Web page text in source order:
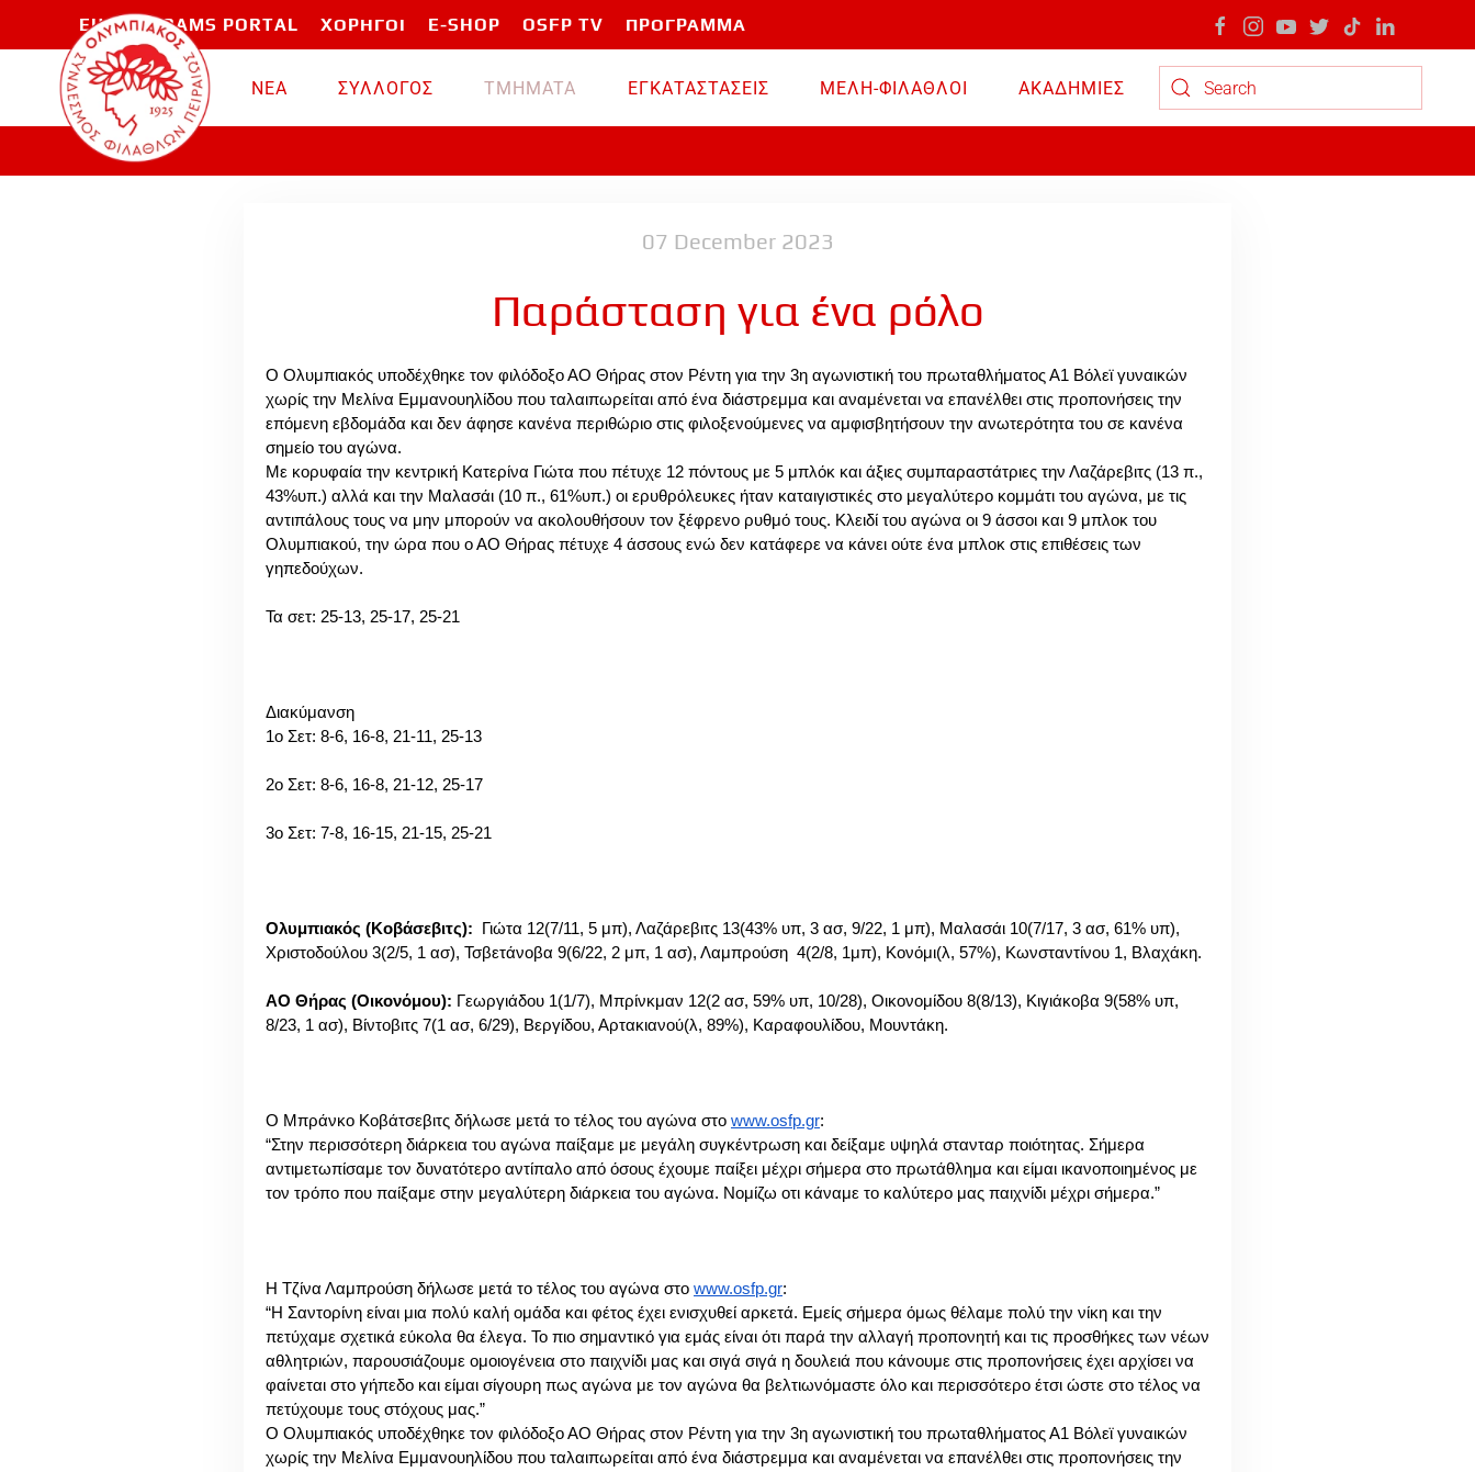
Skip to main content
EU PROGRAMS PORTAL ΧΟΡΗΓΟΙ E-SHOP OSFP TV ΠΡΟΓΡΑΜΜΑ
ΝΕΑ ΣΥΛΛΟΓΟΣ TMHMATA ΕΓΚΑΤΑΣΤΑΣΕΙΣ ΜΕΛΗ-ΦΙΛΑΘΛΟΙ
ΑΚΑΔΗΜΙΕΣ
Type 2 or more characters for results.
07 December 2023
Παράσταση για ένα ρόλο
Ο Ολυμπιακός υποδέχθηκε τον φιλόδοξο ΑΟ Θήρας στον Ρέντη για την 3η αγωνιστική του πρωταθλήματος Α1 Βόλεϊ γυναικών
χωρίς την Μελίνα Εμμανουηλίδου που ταλαιπωρείται από ένα διάστρεμμα και αναμένεται να επανέλθει στις προπονήσεις την
επόμενη εβδομάδα και δεν άφησε κανένα περιθώριο στις φιλοξενούμενες να αμφισβητήσουν την ανωτερότητα του σε κανένα
σημείο του αγώνα.
Με κορυφαία την κεντρική Κατερίνα Γιώτα που πέτυχε 12 πόντους με 5 μπλόκ και άξιες συμπαραστάτριες την Λαζάρεβιτς (13 π.,
43%υπ.) αλλά και την Μαλασάι (10 π., 61%υπ.) οι ερυθρόλευκες ήταν καταιγιστικές στο μεγαλύτερο κομμάτι του αγώνα, με τις
αντιπάλους τους να μην μπορούν να ακολουθήσουν τον ξέφρενο ρυθμό τους. Κλειδί του αγώνα οι 9 άσσοι και 9 μπλοκ του
Ολυμπιακού, την ώρα που ο ΑΟ Θήρας πέτυχε 4 άσσους ενώ δεν κατάφερε να κάνει ούτε ένα μπλοκ στις επιθέσεις των
γηπεδούχων.
Τα σετ: 25-13, 25-17, 25-21
Διακύμανση
1o Σετ: 8-6, 16-8, 21-11, 25-13
2o Σετ: 8-6, 16-8, 21-12, 25-17
3o Σετ: 7-8, 16-15, 21-15, 25-21
Ολυμπιακός (Κοβάσεβιτς): Γιώτα 12(7/11, 5 μπ), Λαζάρεβιτς 13(43% υπ, 3 ασ, 9/22, 1 μπ), Μαλασάι 10(7/17, 3 ασ, 61% υπ),
Χριστοδούλου 3(2/5, 1 ασ), Τσβετάνοβα 9(6/22, 2 μπ, 1 ασ), Λαμπρούση 4(2/8, 1μπ), Κονόμι(λ, 57%), Κωνσταντίνου 1, Βλαχάκη.
ΑΟ Θήρας (Οικονόμου): Γεωργιάδου 1(1/7), Μπρίνκμαν 12(2 ασ, 59% υπ, 10/28), Οικονομίδου 8(8/13), Κιγιάκοβα 9(58% υπ,
8/23, 1 ασ), Βίντοβιτς 7(1 ασ, 6/29), Βεργίδου, Αρτακιανού(λ, 89%), Καραφουλίδου, Μουντάκη.
Ο Μπράνκο Κοβάτσεβιτς δήλωσε μετά το τέλος του αγώνα στο www.osfp.gr:
“Στην περισσότερη διάρκεια του αγώνα παίξαμε με μεγάλη συγκέντρωση και δείξαμε υψηλά στανταρ ποιότητας. Σήμερα
αντιμετωπίσαμε τον δυνατότερο αντίπαλο από όσους έχουμε παίξει μέχρι σήμερα στο πρωτάθλημα και είμαι ικανοποιημένος με
τον τρόπο που παίξαμε στην μεγαλύτερη διάρκεια του αγώνα. Νομίζω οτι κάναμε το καλύτερο μας παιχνίδι μέχρι σήμερα.”
Η Τζίνα Λαμπρούση δήλωσε μετά το τέλος του αγώνα στο www.osfp.gr:
“H Σαντορίνη είναι μια πολύ καλή ομάδα και φέτος έχει ενισχυθεί αρκετά. Εμείς σήμερα όμως θέλαμε πολύ την νίκη και την
πετύχαμε σχετικά εύκολα θα έλεγα. Το πιο σημαντικό για εμάς είναι ότι παρά την αλλαγή προπονητή και τις προσθήκες των νέων
αθλητριών, παρουσιάζουμε ομοιογένεια στο παιχνίδι μας και σιγά σιγά η δουλειά που κάνουμε στις προπονήσεις έχει αρχίσει να
φαίνεται στο γήπεδο και είμαι σίγουρη πως αγώνα με τον αγώνα θα βελτιωνόμαστε όλο και περισσότερο έτσι ώστε στο τέλος να
πετύχουμε τους στόχους μας.”
Ο Ολυμπιακός υποδέχθηκε τον φιλόδοξο ΑΟ Θήρας στον Ρέντη για την 3η αγωνιστική του πρωταθλήματος Α1 Βόλεϊ γυναικών
χωρίς την Μελίνα Εμμανουηλίδου που ταλαιπωρείται από ένα διάστρεμμα και αναμένεται να επανέλθει στις προπονήσεις την